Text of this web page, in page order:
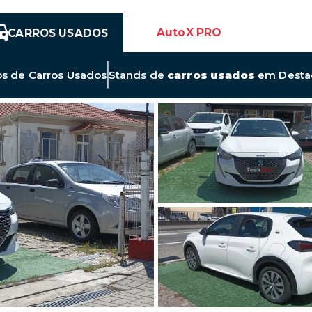
CARROS USADOS AutoX PRO
de Carros UsadosLink
para
Novos
Anúncios
de
Carros
Usados
Stands de carros usados em